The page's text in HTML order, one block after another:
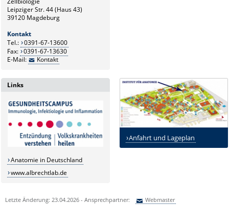
Leipziger Str. 44 (Haus 43)
39120 Magdeburg
Kontakt
Tel.: 0391-67-13600
Fax: 0391-67-13630
E-Mail:
Kontakt
Links
Anatomie in Deutschland
www.albrechtlab.de
Anfahrt und Lageplan
Letzte Änderung: 23.04.2026 - Ansprechpartner: Webmaster